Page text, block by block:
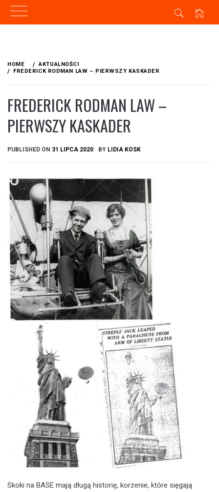
content
HOME
AKTUALNOŚCI
FREDERICK RODMAN LAW – PIERWSZY KASKADER
FREDERICK RODMAN LAW –
PIERWSZY KASKADER
PUBLISHED ON 31 LIPCA 2020 BY LIDIA KOSK
Skoki na BASE mają długą historię, korzenie, które sięgają